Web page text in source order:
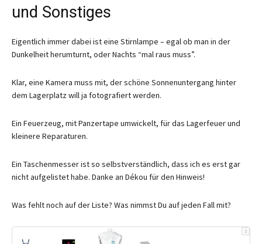
und Sonstiges
Eigentlich immer dabei ist eine Stirnlampe – egal ob man in der
Dunkelheit herumturnt, oder Nachts “mal raus muss”.
Klar, eine Kamera muss mit, der schöne Sonnenuntergang hinter
dem Lagerplatz will ja fotografiert werden.
Ein Feuerzeug, mit Panzertape umwickelt, für das Lagerfeuer und
kleinere Reparaturen.
Ein Taschenmesser ist so selbstverständlich, dass ich es erst gar
nicht aufgelistet habe. Danke an Dékou für den Hinweis!
Was fehlt noch auf der Liste? Was nimmst Du auf jeden Fall mit?
i